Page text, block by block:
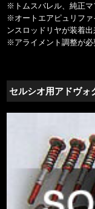
※トムスバレル、純正マ
※オートエアピュリファ
ンスロッドリヤが装着出
※アライメント調整が必
セルシオ用アドヴォ